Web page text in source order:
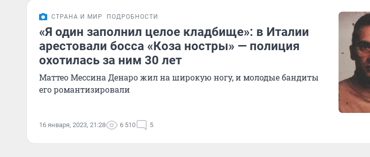
СТРАНА И МИР ПОДРОБНОСТИ
«Я один заполнил целое кладбище»: в Италии
арестовали босса «Коза ностры» — полиция
охотилась за ним 30 лет
Маттео Мессина Денаро жил на широкую ногу, и молодые бандиты
его романтизировали
16 января, 2023, 21:28 6 510 5